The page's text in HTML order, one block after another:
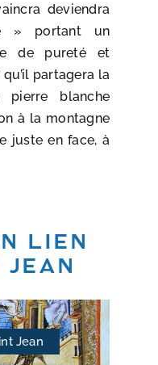
deviendra
» portant un
de pureté et
qu’il partagera la
blanche
à la montagne
juste en face, à
lien
Jean